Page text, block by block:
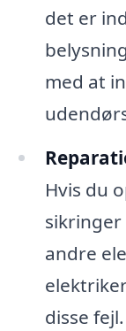
det er
med at
Hvis du
andre
disse fejl.